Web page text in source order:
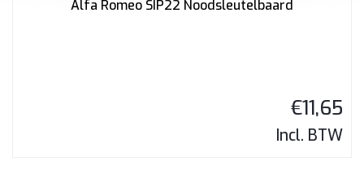
Alfa Romeo SIP22 Noodsleutelbaard
€11,65
Incl. BTW